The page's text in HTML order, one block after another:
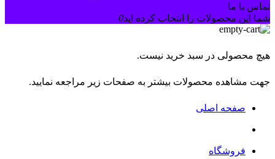
تماس با ما
شما این محصولات را انتخاب کرده اید0
هیچ محصولی در سبد خرید نیست.
جهت مشاهده محصولات بیشتر به صفحات زیر مراجعه نمایید.
صفحه اصلی
فروشگاه